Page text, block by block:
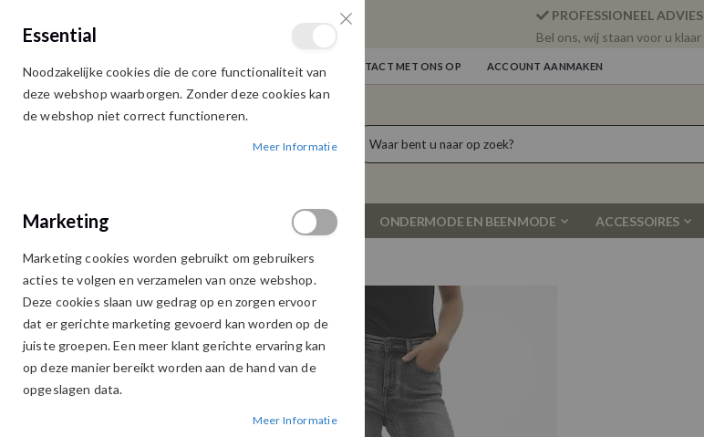
PROFESSIONEEL ADVIES
Bel ons, wij staan voor u klaar
Ga
naar
de
WELKOM NIEUWS INLOGGEN NEEM CONTACT MET ONS OP ACCOUNT AANMAKEN
Cart
DAMESKLEDING ONDERMODE EN BEENMODE ACCESSOIRES
VERO MODA JEANS FLASH FLARED MED. GREY
Ga
naar
einde
Ga
naar
begin
Essential
Noodzakelijke cookies die de core functionaliteit van
deze webshop waarborgen. Zonder deze cookies kan
de webshop niet correct functioneren.
Meer Informatie
Marketing
Marketing cookies worden gebruikt om gebruikers
acties te volgen en verzamelen van onze webshop.
Deze cookies slaan uw gedrag op en zorgen ervoor
dat er gerichte marketing gevoerd kan worden op de
juiste groepen. Een meer klant gerichte ervaring kan
op deze manier bereikt worden aan de hand van de
opgeslagen data.
Meer Informatie